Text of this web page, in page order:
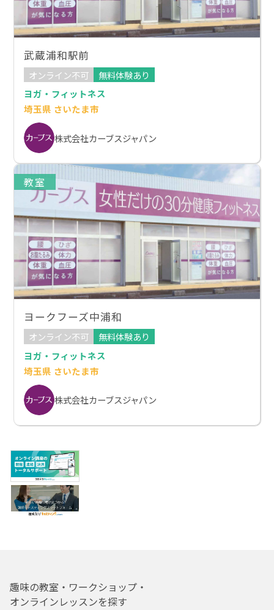
武蔵浦和駅前
オンライン不可
無料体験あり
ヨガ・フィットネス
埼玉県 さいたま市
株式会社カーブスジャパン
教室
ヨークフーズ中浦和
オンライン不可
無料体験あり
ヨガ・フィットネス
埼玉県 さいたま市
株式会社カーブスジャパン
趣味の教室・ワークショップ・
オンラインレッスンを探す